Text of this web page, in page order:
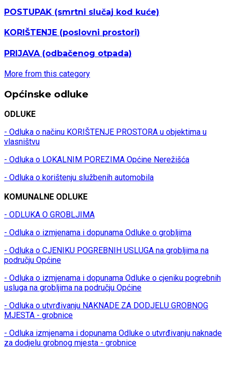
POSTUPAK (smrtni slučaj kod kuće)
KORIŠTENJE (poslovni prostori)
PRIJAVA (odbačenog otpada)
More from this category
Općinske odluke
ODLUKE
- Odluka o načinu KORIŠTENJE PROSTORA u objektima u
vlasništvu
- Odluka o LOKALNIM POREZIMA Općine Nerežišća
- Odluka o korištenju službenih automobila
KOMUNALNE ODLUKE
- ODLUKA O GROBLJIMA
- Odluka o izmjenama i dopunama Odluke o grobljima
- Odluka o CJENIKU POGREBNIH USLUGA na grobljima na
području Općine
- Odluka o izmjenama i dopunama Odluke o cjeniku pogrebnih
usluga na grobljima na području Općine
- Odluka o utvrđivanju NAKNADE ZA DODJELU GROBNOG
MJESTA - grobnice
- Odluka izmjenama i dopunama Odluke o utvrđivanju naknade
za dodjelu grobnog mjesta - grobnice